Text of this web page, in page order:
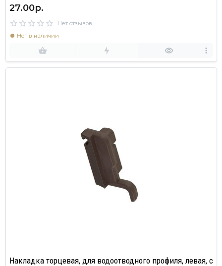
27.00р.
Нет отзывов
Нет в наличии
Накладка торцевая, для водоотводного профиля, левая, с